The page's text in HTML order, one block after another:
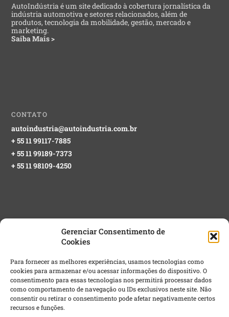
Gerenciar Consentimento de
Cookies
Para fornecer as melhores experiências, usamos tecnologias como
cookies para armazenar e/ou acessar informações do dispositivo. O
consentimento para essas tecnologias nos permitirá processar dados
como comportamento de navegação ou IDs exclusivos neste site. Não
consentir ou retirar o consentimento pode afetar negativamente certos
recursos e funções.
AutoIndústria é um site dedicado à cobertura jornalística da
indústria automotiva e setores relacionados, além de
produtos, tecnologia da mobilidade, gestão, mercado e
marketing.
Saiba Mais >
CONTATO
autoindustria@autoindustria.com.br
+ 55 11 99117-7885
+ 55 11 99189-7373
+ 55 11 98109-4250
Email*